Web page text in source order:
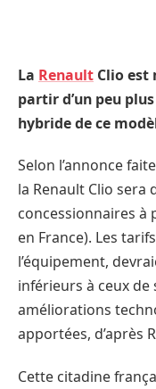
La Renault Clio est
partir d’un peu
hybride de ce
Selon l’annonce
la Renault Clio sera
concessionnaires à
en France). Les
l’équipement,
inférieurs à ceux de
améliorations
apportées, d’après
Cette citadine